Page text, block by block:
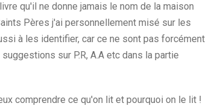
qu'il ne donne jamais le nom de la maison
Pères j'ai personnellement misé sur les
à les identifier, car ce ne sont pas forcément
sur P.R, A.A etc dans la partie
comprendre ce qu'on lit et pourquoi on le lit !